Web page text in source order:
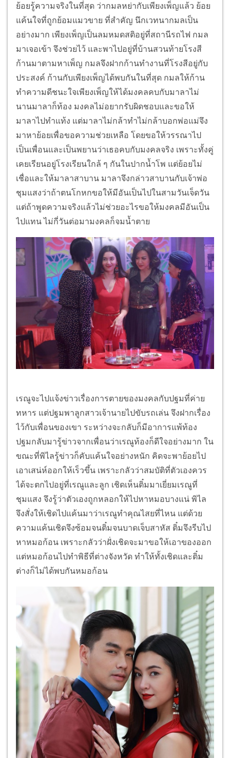
ย้อยรู้ความจริงในที่สุด ว่ากมลหย่ากับเพียงเพ็ญแล้ว ย้อย
แค้นใจที่ถูกย้อมแมวขาย ที่สำคัญ นึกเวทนากมลเป็น
อย่างมาก เพียงเพ็ญเป็นลมหมดสติอยู่ที่สถานีรถไฟ กมล
มาเจอเข้า จึงช่วยไว้ และพาไปอยู่ที่บ้านสวนท้ายโรงสี
ก้านมาตามหาเพ็ญ กมลจึงฝากก้านทำงานที่โรงสีอยู่กับ
ประสงค์ ก้านกับเพียงเพ็ญได้พบกันในที่สุด กมลให้ก้าน
ทำความดีชนะใจเพียงเพ็ญให้ได้มงคลคบกับมาลาไม่
นานมาลาก็ท้อง มงคลไม่อยากรับผิดชอบและขอให้
มาลาไปทำแท้ง แต่มาลาไม่กล้าทำไม่กล้าบอกพ่อแม่จึง
มาหาย้อยเพื่อขอความช่วยเหลือ โดยขอให้วรรณาไป
เป็นเพื่อนและเป็นพยานว่าเธอคบกับมงคลจริง เพราะทั้งคู่
เคยเรียนอยู่โรงเรียนใกล้ ๆ กันในปากน้ำโพ แต่ย้อยไม่
เชื่อและให้มาลาสาบาน มาลาจึงกล่าวสาบานกับเจ้าพ่อ
ชุมแสงว่าถ้าตนโกหกขอให้มีอันเป็นไปในสามวันเจ็ดวัน
แต่ถ้าพูดความจริงแล้วไม่ช่วยอะไรขอให้มงคลมีอันเป็น
ไปแทน ไม่กี่วันต่อมามงคลก็จมน้ำตาย
เรณูจะไปแจ้งข่าวเรื่องการตายของมงคลกับปฐมที่ค่าย
ทหาร แต่ปฐมพาลูกสาวเจ้านายไปขับรถเล่น จึงฝากเรื่อง
ไว้กับเพื่อนของเขา ระหว่างจะกลับก็มีอาการแพ้ท้อง
ปฐมกลับมารู้ข่าวจากเพื่อนว่าเรณูท้องก็ดีใจอย่างมาก ใน
ขณะที่พิไลรู้ข่าวก็คับแค้นใจอย่างหนัก คิดจะพาย้อยไป
เอาเสน่ห์ออกให้เร็วขึ้น เพราะกลัวว่าสมบัติที่ตัวเองควร
ได้จะตกไปอยู่ที่เรณูและลูก เชิดเห็นติ๋มมาเยี่ยมเรณูที่
ชุมแสง จึงรู้ว่าตัวเองถูกหลอกให้ไปหาหมอบางแน่ พิไล
จึงสั่งให้เชิดไปแค้นมาว่าเรณูทำคุณไสยที่ไหน แต่ด้วย
ความแค้นเชิดจึงซ้อมจนติ๋มจนบาดเจ็บสาหัส ติ๋มจึงรีบไป
หาหมอก้อน เพราะกลัวว่าฝั่งเชิดจะมาขอให้เอาของออก
แต่หมอก้อนไปทำพิธีที่ต่างจังหวัด ทำให้ทั้งเชิดและติ๋ม
ต่างก็ไม่ได้พบกันหมอก้อน